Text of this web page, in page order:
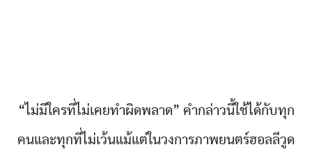
“ไม่มีใครที่ไม่เคยทำผิดพลาด” คำกล่าวนี้ใช้ได้กับทุก
คนและทุกที่ไม่เว้นแม้แต่ในวงการภาพยนตร์ฮอลลีวูด